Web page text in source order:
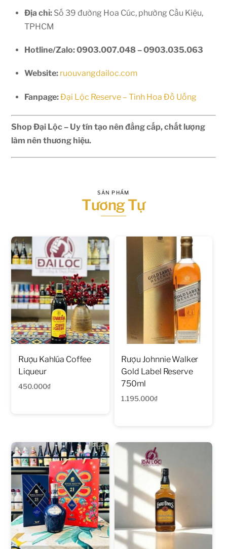
Địa chỉ: Số 39 đường Hoa Cúc, phường Cầu Kiệu,
TPHCM
Hotline/Zalo:0903.007.048 – 0903.035.063
Website: ruouvangdailoc.com
Fanpage:Đại Lộc Reserve – Tinh Hoa Đồ Uống
Shop Đại Lộc – Uy tín tạo nên đẳng cấp, chất lượng
làm nên thương hiệu.
SẢN PHẨM
Tương Tự
Rượu Kahlúa Coffee
Liqueur
450.000₫
Rượu Johnnie Walker
Gold Label Reserve
750ml
1.195.000₫